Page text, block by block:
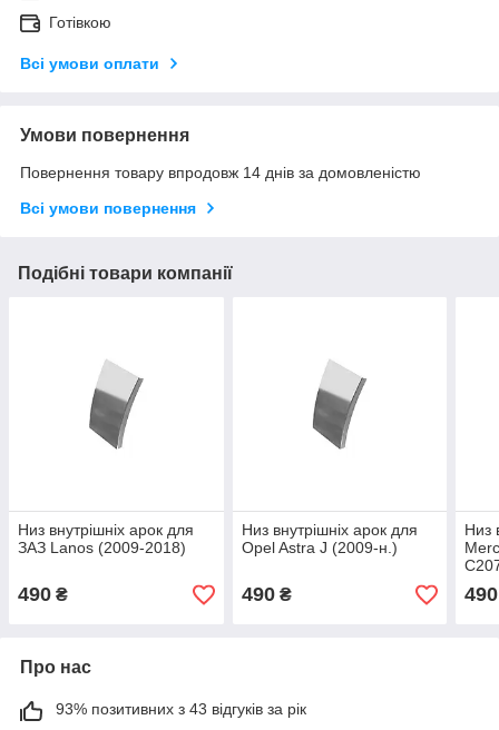
Готівкою
Всі умови оплати
Умови повернення
Повернення товару впродовж 14 днів за домовленістю
Всі умови повернення
Подібні товари компанії
Низ внутрішніх арок для
ЗАЗ Lanos (2009-2018)
490 ₴
Низ внутрішніх арок для
Opel Astra J (2009-н.)
490₴
Низ
490
Про нас
93% позитивних з 43 відгуків за рік